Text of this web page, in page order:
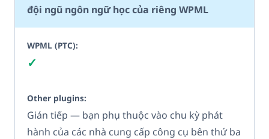
đội ngũ ngôn ngữ học của riêng WPML
✓
Gián tiếp — bạn phụ thuộc vào chu kỳ phát
hành của các nhà cung cấp công cụ bên thứ ba